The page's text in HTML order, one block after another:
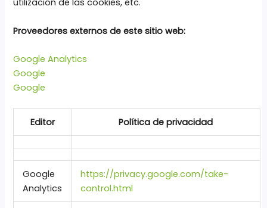
utilización de las cookies, etc.
Proveedores externos de este sitio web:
Google Analytics
Google
Google
Editor Política de privacidad
Google
Analytics
https://privacy.google.com/take-
control.html